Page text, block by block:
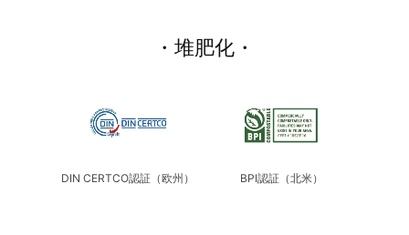
・堆肥化・
DIN CERTCO認証（欧州） BPI認証（北米）